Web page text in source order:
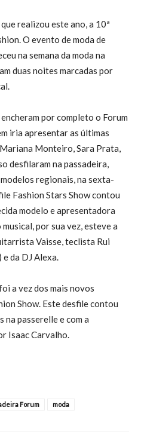
realizou este ano, a 10ª
O evento de moda de
na semana da moda na
duas noites marcadas por
por completo o Forum
iria apresentar as últimas
Monteiro, Sara Prata,
desfilaram na passadeira,
regionais, na sexta-
Fashion Stars Show contou
modelo e apresentadora
por sua vez, esteve a
Vaisse, teclista Rui
da DJ Alexa.
a vez dos mais novos
Show. Este desfile contou
na passerelle e com a
Isaac Carvalho.
Forum moda